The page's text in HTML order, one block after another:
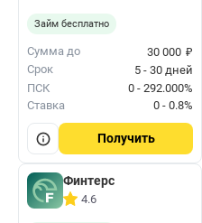
Займ бесплатно
Сумма до 30 000 ₽
Срок
5 - 30 дней
ПСК
0 - 292.000%
Ставка
0 - 0.8%
Получить
Финтерс
4.6